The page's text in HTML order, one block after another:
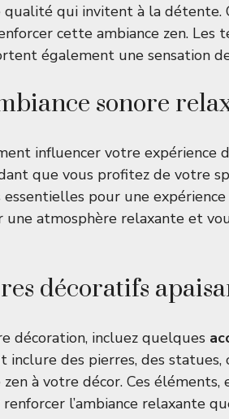
qualité qui invitent à la détente.
cette ambiance zen. Les
également une sensation
sonore
influencer votre expérience
que vous profitez de votre
pour une
atmosphère relaxante et
décoratifs
décoration, incluez quelques
inclure des pierres, des statues,
à votre décor. Ces éléments,
l’ambiance relaxante